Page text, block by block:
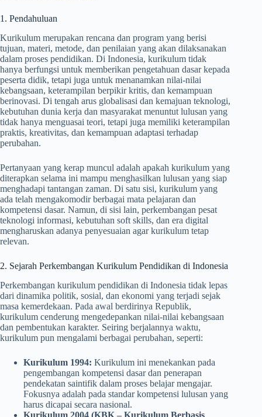
1. Pendahuluan
Kurikulum merupakan rencana dan program yang berisi
tujuan, materi, metode, dan penilaian yang akan dilaksanakan
dalam proses pendidikan. Di Indonesia, kurikulum tidak
hanya berfungsi untuk memberikan pengetahuan dasar kepada
peserta didik, tetapi juga untuk menanamkan nilai-nilai
kebangsaan, keterampilan berpikir kritis, dan kemampuan
berinovasi. Di tengah arus globalisasi dan kemajuan teknologi,
kebutuhan dunia kerja dan masyarakat menuntut lulusan yang
tidak hanya menguasai teori, tetapi juga memiliki keterampilan
praktis, kreativitas, dan kemampuan adaptasi terhadap
perubahan.
Pertanyaan yang kerap muncul adalah apakah kurikulum yang
diterapkan selama ini mampu menghasilkan lulusan yang siap
menghadapi tantangan zaman. Di satu sisi, kurikulum yang
ada telah mengakomodir berbagai mata pelajaran dan
kompetensi dasar. Namun, di sisi lain, perkembangan pesat
teknologi informasi, kebutuhan soft skills, dan era digital
mengharuskan adanya penyesuaian agar kurikulum tetap
relevan.
2. Sejarah Perkembangan Kurikulum Pendidikan di Indonesia
Perkembangan kurikulum pendidikan di Indonesia tidak lepas
dari dinamika politik, sosial, dan ekonomi yang terjadi sejak
masa kemerdekaan. Pada awal berdirinya Republik,
kurikulum cenderung mengedepankan nilai-nilai kebangsaan
dan pembentukan karakter. Seiring berjalannya waktu,
kurikulum pun mengalami berbagai perubahan, seperti:
Kurikulum 1994: Kurikulum ini menekankan pada
pengembangan kompetensi dasar dan penerapan
pendekatan saintifik dalam proses belajar mengajar.
Fokusnya adalah pada standar kompetensi lulusan yang
harus dicapai secara nasional.
Kurikulum 2004 (KBK – Kurikulum Berbasis